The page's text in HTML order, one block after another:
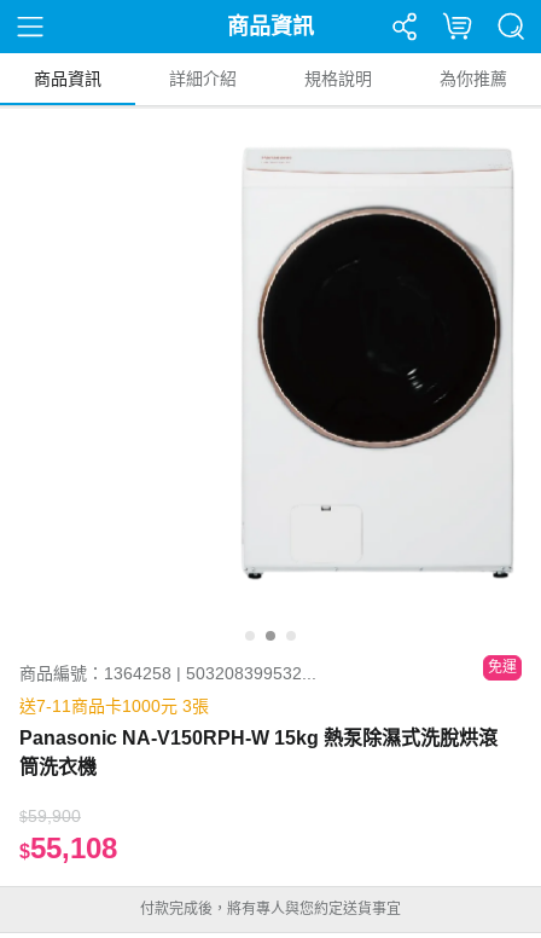
商品資訊
商品資訊 詳細介紹 規格說明 為你推薦
商品編號：1364258 | 503208399532... 免運
送7-11商品卡1000元 3張
Panasonic NA-V150RPH-W 15kg 熱泵除濕式洗脫烘滾
筒洗衣機
$59,900
$55,108
付款完成後，將有專人與您約定送貨事宜